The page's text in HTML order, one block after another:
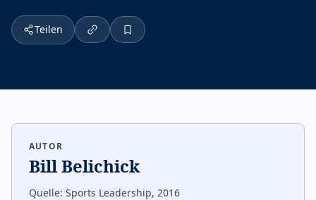
Teilen
AUTOR
Bill Belichick
Quelle: Sports Leadership, 2016